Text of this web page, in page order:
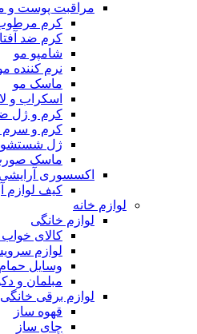
مراقبت پوست و
کرم مرطوب
کرم ضد
شامپو مو
نرم کننده
ماسک مو
اسکراب و
کرم و ژل
کرم و
ژل
ماسک
اکسسوری
کیف لوازم
لوازم خانه
لوازم خانگی
کالای
لوازم
وسایل حمام
مبلمان و
لوازم برقی خانگی
قهوه ساز
چای ساز